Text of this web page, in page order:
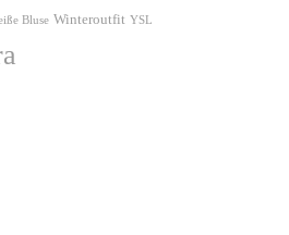
Bluse Winteroutfit YSL